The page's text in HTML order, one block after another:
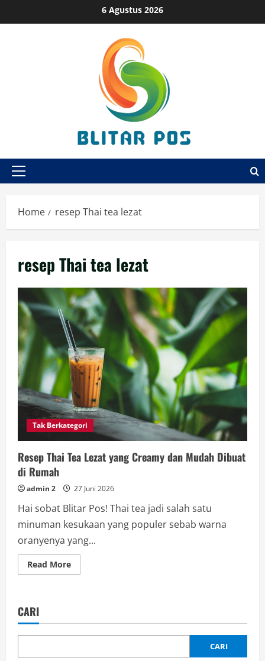
to
6 Agustus 2026
Primary
Home resep Thai tea lezat
resep Thai tea lezat
Tak Berkategori
Resep Thai Tea Lezat yang Creamy dan Mudah Dibuat
di Rumah
admin 2 27 Juni 2026
Hai sobat Blitar Pos! Thai tea jadi salah satu
minuman kesukaan yang populer sebab warna
oranyenya yang...
Read MoreRead
more
yang
dan
Dibuat
CARI
CARI